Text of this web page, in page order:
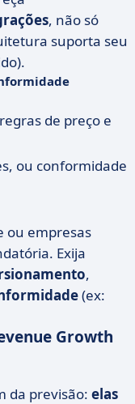
, não só
suporta seu
de preço e
ou conformidade
ou empresas
Exija
,
(ex:
Growth
da previsão: elas